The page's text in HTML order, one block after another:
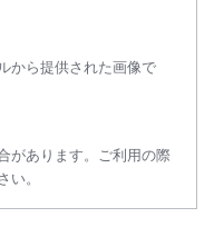
から提供された画像で
があります。ご利用の際
い。